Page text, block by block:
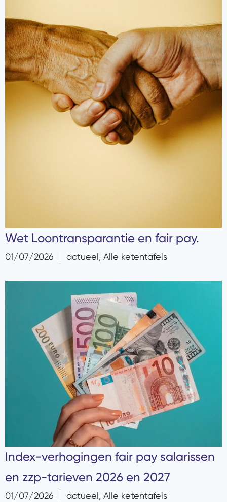
Wet Loontransparantie en fair pay.
01/07/2026 actueel, Alle ketentafels
Index-verhogingen fair pay salarissen
en zzp-tarieven 2026 en 2027
01/07/2026 actueel, Alle ketentafels